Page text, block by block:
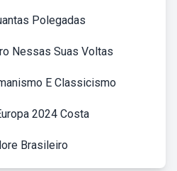
Polegadas
Nessas Suas Voltas
E Classicismo
2024 Costa
Brasileiro